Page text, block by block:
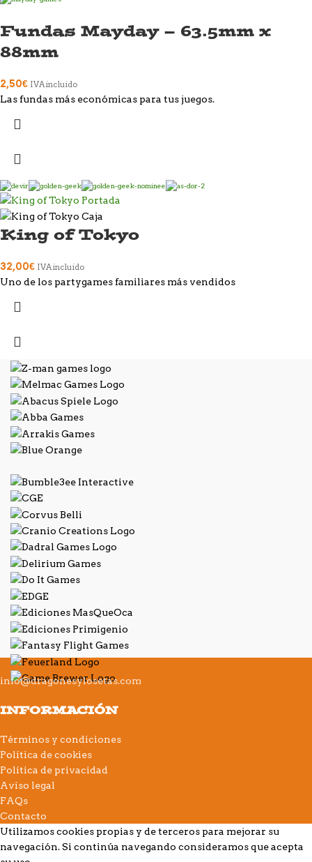
Fundas Mayday – 63.5mm x
88mm
2,50€ IVA incluido
Las fundas más económicas para tus juegos.
King of Tokyo
32,00€ IVA incluido
Uno de los partygames familiares más vendidos
info@dragonesylosetas.com
INFORMACIÓN
Términos y condiciones
Política de cookies
Política de privacidad
Aviso legal
FAQs
Contacto
Utilizamos cookies propias y de terceros para mejorar su
navegación. Si continúa navegando consideramos que acepta